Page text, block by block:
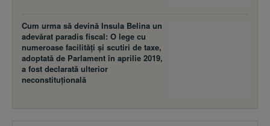
Cum urma să devină Insula Belina un
adevărat paradis fiscal: O lege cu
numeroase facilităţi şi scutiri de taxe,
adoptată de Parlament în aprilie 2019,
a fost declarată ulterior
neconstituţională